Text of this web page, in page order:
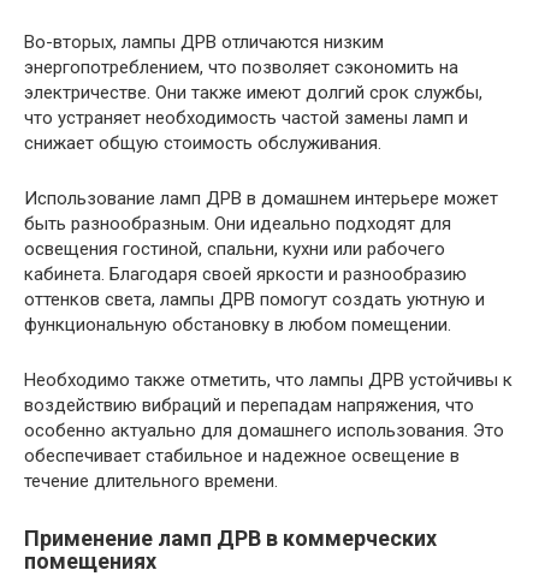
Во-вторых, лампы ДРВ отличаются низким
энергопотреблением, что позволяет сэкономить на
электричестве. Они также имеют долгий срок службы,
что устраняет необходимость частой замены ламп и
снижает общую стоимость обслуживания.
Использование ламп ДРВ в домашнем интерьере может
быть разнообразным. Они идеально подходят для
освещения гостиной, спальни, кухни или рабочего
кабинета. Благодаря своей яркости и разнообразию
оттенков света, лампы ДРВ помогут создать уютную и
функциональную обстановку в любом помещении.
Необходимо также отметить, что лампы ДРВ устойчивы к
воздействию вибраций и перепадам напряжения, что
особенно актуально для домашнего использования. Это
обеспечивает стабильное и надежное освещение в
течение длительного времени.
Применение ламп ДРВ в коммерческих
помещениях